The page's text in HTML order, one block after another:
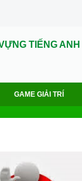
TIẾNG ANH
GAME GIẢI TRÍ